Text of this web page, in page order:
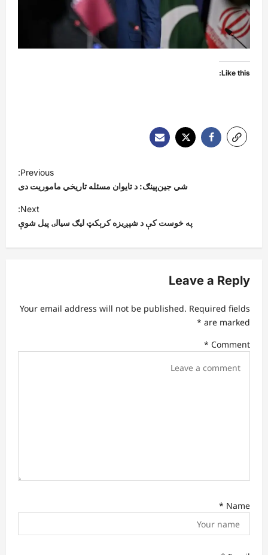
Like this:
v
g
t
Previous:
شي جين‌پینګ: د تایوان مسئله تاریخي ماموریت دی
Next:
په خوست کې د شپږیزه کرېکټ لیګ سیالۍ پیل شوې
Leave a Reply
Your email address will not be published. Required fields
are marked
*
Comment
*
Name
*